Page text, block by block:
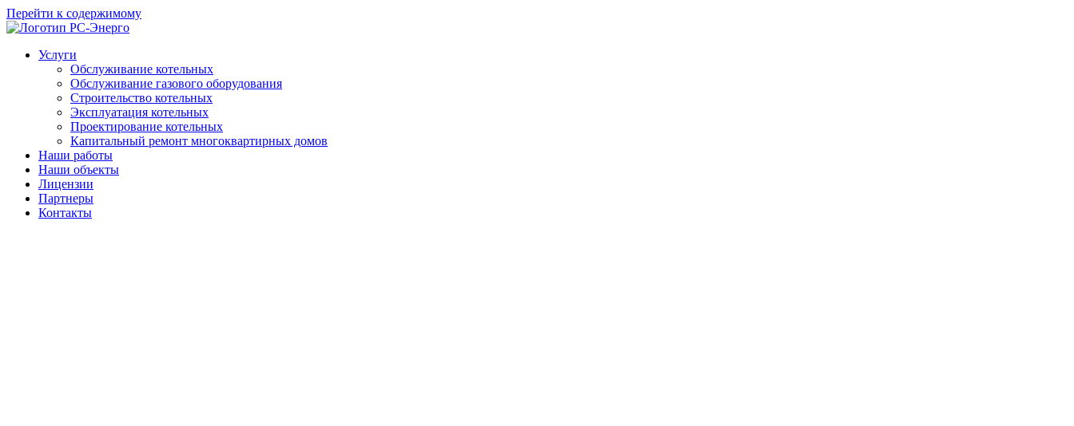
Перейти к содержимому
Услуги
Обслуживание котельных
Обслуживание газового оборудования
Строительство котельных
Эксплуатация котельных
Проектирование котельных
Капитальный ремонт многоквартирных домов
Наши работы
Наши объекты
Лицензии
Партнеры
Контакты